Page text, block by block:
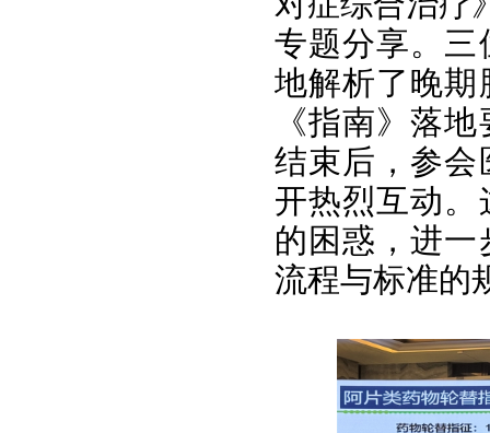
专题分享。三
地解析了晚期
《指南》落
结束后，参会
开热烈互动
的困惑，进
流程与标准的